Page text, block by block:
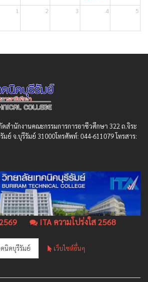
1 2 3 4 5
สํานักงานคณะกรรมการการอาชีวศึกษา 322 ถ.จิระ
รัมย์ จ.บุรีรัมย์ 31000โทรศัพท์: 044-611079 โทรสาร:
ITA ความโปร่งใส 2568
นิคบุรีรัมย์ เว็บไซต์อื่นๆ